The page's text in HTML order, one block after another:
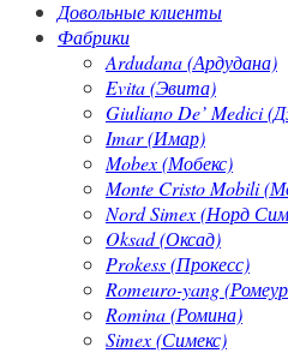
Довольные клиенты
Фабрики
Ardudana (Ардудана)
Evita (Эвита)
Giuliano De’ Medici
Imar (Имар)
Mobex (Мобекс)
Monte Cristo Mobili
Nord Simex (Норд
Oksad (Оксад)
Prokess (Прокесс)
Romeuro-yang
Romina (Ромина)
Simex (Симекс)